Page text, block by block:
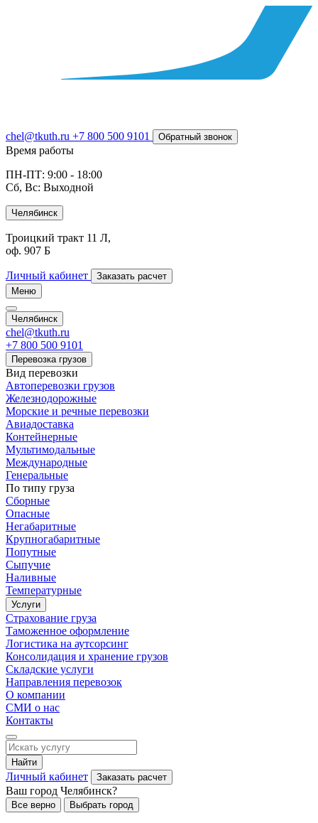
chel@tkuth.ru +7 800 500 9101 Обратный звонок
Время работы
ПН-ПТ: 9:00 - 18:00
Сб, Вс: Выходной
Челябинск
Троицкий тракт 11 Л,
оф. 907 Б
Личный кабинет
Заказать расчет
Меню
Челябинск
chel@tkuth.ru
+7 800 500 9101
Перевозка грузов
Вид перевозки
Автоперевозки грузов
Железнодорожные
Морские и речные перевозки
Авиадоставка
Контейнерные
Мультимодальные
Международные
Генеральные
По типу груза
Сборные
Опасные
Негабаритные
Крупногабаритные
Попутные
Сыпучие
Наливные
Температурные
Услуги
Страхование груза
Таможенное оформление
Логистика на аутсорсинг
Консолидация и хранение грузов
Складские услуги
Направления перевозок
О компании
СМИ о нас
Контакты
Найти
Личный кабинет Заказать расчет
Ваш город Челябинск?
Все верно Выбрать город